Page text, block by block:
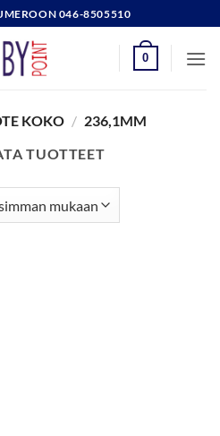
046-8505510
0
KOKO / 236,1MM
TUOTTEET